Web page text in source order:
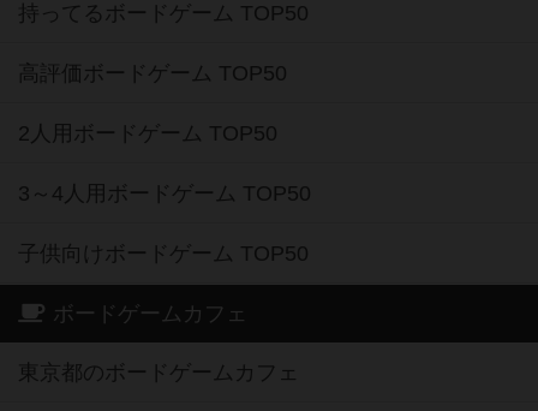
持ってるボードゲーム TOP50
高評価ボードゲーム TOP50
2人用ボードゲーム TOP50
3～4人用ボードゲーム TOP50
子供向けボードゲーム TOP50
ボードゲームカフェ
東京都のボードゲームカフェ